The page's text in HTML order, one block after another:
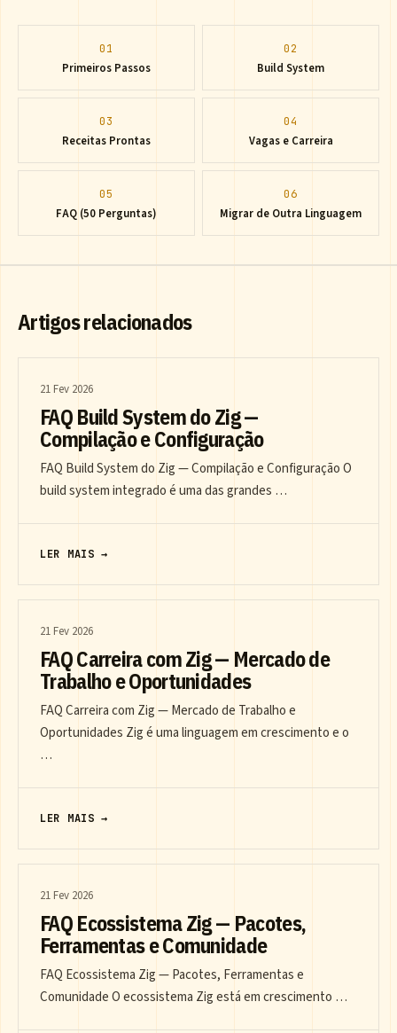
01
Primeiros Passos
02
Build System
03
Receitas Prontas
04
Vagas e Carreira
05
FAQ (50 Perguntas)
06
Migrar de Outra Linguagem
Artigos relacionados
21 Fev 2026
FAQ Build System do Zig —
Compilação e Configuração
FAQ Build System do Zig — Compilação e Configuração O
build system integrado é uma das grandes …
LER MAIS →
21 Fev 2026
FAQ Carreira com Zig — Mercado de
Trabalho e Oportunidades
FAQ Carreira com Zig — Mercado de Trabalho e
Oportunidades Zig é uma linguagem em crescimento e o
…
LER MAIS →
21 Fev 2026
FAQ Ecossistema Zig — Pacotes,
Ferramentas e Comunidade
FAQ Ecossistema Zig — Pacotes, Ferramentas e
Comunidade O ecossistema Zig está em crescimento …